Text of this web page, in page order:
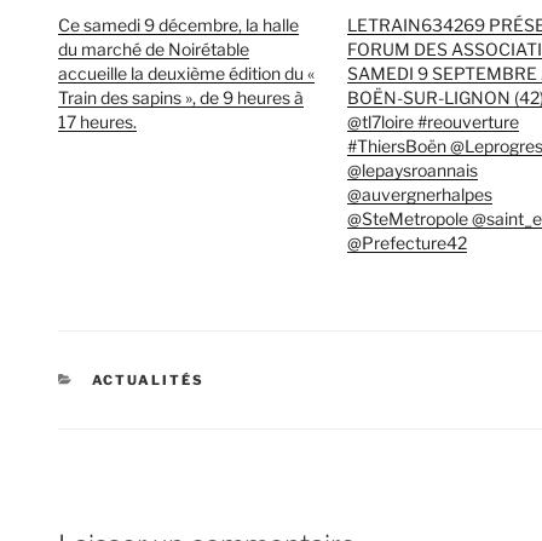
Ce samedi 9 décembre, la halle
du marché de Noirétable
accueille la deuxième édition du «
Train des sapins », de 9 heures à
17 heures.
LETRAIN634269
FORUM DES
SAMEDI 9 SEPTEMBRE
BOËN-SUR-LIGNON (42).
@tl7loire #reouverture
#ThiersBoën
@lepaysroannais
@auvergnerhalpes
@SteMetropole
@Prefecture42
CATÉGORIES
ACTUALITÉS